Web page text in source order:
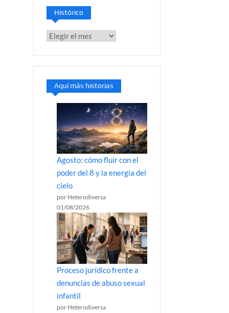
Histórico
Aquí más historias
Agosto: cómo fluir con el
poder del 8 y la energía del
cielo
por Heterodiversa
01/08/2026
Proceso jurídico frente a
denuncias de abuso sexual
infantil
por Heterodiversa